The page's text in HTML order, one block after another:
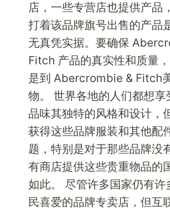
店，一些专营店也提供产品
打着该品牌旗号出售的产品
无真凭实据。要确保
Fitch 产品的真实性和质量
是到 Abercrombie & Fitch
物。 世界各地的人们都想享
品味其独特的风格和设计，
获得这些品牌服装和其他配
题，特别是对于那些品牌没
有商店提供这些贵重物品的
如此。 尽管许多国家仍有许
民喜爱的品牌专卖店，但互